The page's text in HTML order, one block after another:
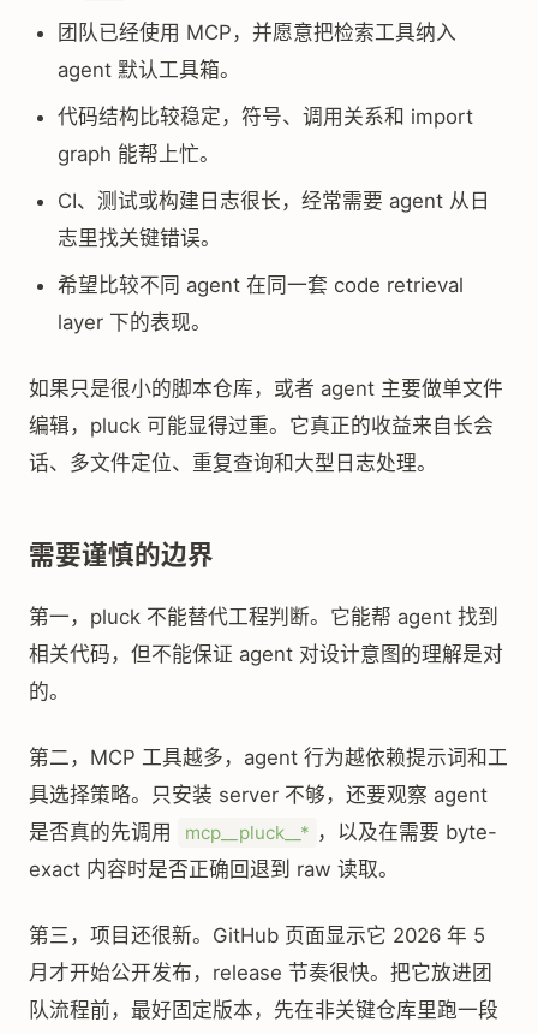
团队已经使用 MCP，并愿意把检索工具纳入
agent 默认工具箱。
代码结构比较稳定，符号、调用关系和 import
graph 能帮上忙。
CI、测试或构建日志很长，经常需要 agent 从日
志里找关键错误。
希望比较不同 agent 在同一套 code retrieval
layer 下的表现。
如果只是很小的脚本仓库，或者 agent 主要做单文件
编辑，pluck 可能显得过重。它真正的收益来自长会
话、多文件定位、重复查询和大型日志处理。
需要谨慎的边界
第一，pluck 不能替代工程判断。它能帮 agent 找到
相关代码，但不能保证 agent 对设计意图的理解是对
的。
第二，MCP 工具越多，agent 行为越依赖提示词和工
具选择策略。只安装 server 不够，还要观察 agent
是否真的先调用
mcp__pluck__* ，以及在需要 byte-
exact 内容时是否正确回退到 raw 读取。
第三，项目还很新。GitHub 页面显示它 2026 年 5
月才开始公开发布，release 节奏很快。把它放进团
队流程前，最好固定版本，先在非关键仓库里跑一段